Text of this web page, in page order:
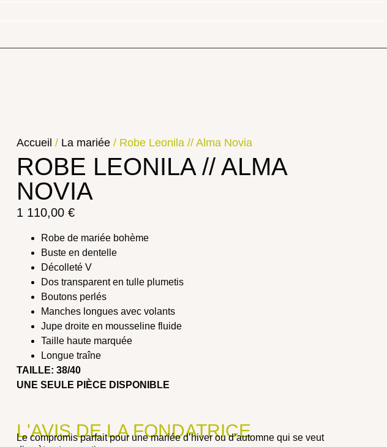
Accueil / La mariée / Robe Leonila // Alma Novia
ROBE LEONILA // ALMA
NOVIA
1 110,00€
Robe de mariée bohème
Buste en dentelle
Décolleté V
Dos transparent en tulle plumetis
Boutons perlés
Manches longues avec volants
Jupe droite en mousseline fluide
Taille haute marquée
Longue traîne
TAILLE: 38/40
UNE SEULE PIÈCE DISPONIBLE
L'AVIS DE LA FONDATRICE
Le compromis parfait pour une mariée d’hiver ou d’automne qui se veut